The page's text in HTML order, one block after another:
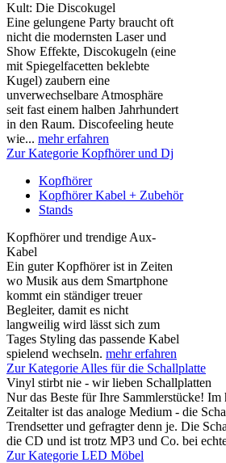
Kult: Die Discokugel
Eine gelungene Party braucht oft
nicht die modernsten Laser und
Show Effekte, Discokugeln (eine
mit Spiegelfacetten beklebte
Kugel) zaubern eine
unverwechselbare Atmosphäre
seit fast einem halben Jahrhundert
in den Raum. Discofeeling heute
wie... mehr erfahren
Zur Kategorie Kopfhörer und Dj
Kopfhörer
Kopfhörer Kabel + Zubehör
Stands
Kopfhörer und trendige Aux-
Kabel
Ein guter Kopfhörer ist in Zeiten
wo Musik aus dem Smartphone
kommt ein ständiger treuer
Begleiter, damit es nicht
langweilig wird lässt sich zum
Tages Styling das passende Kabel
spielend wechseln. mehr erfahren
Zur Kategorie Alles für die Schallplatte
Vinyl stirbt nie - wir lieben Schallplatten
Nur das Beste für Ihre Sammlerstücke! Im
Zeitalter ist das analoge Medium - die
Trendsetter und gefragter denn je. Die
die CD und ist trotz MP3 und Co. bei
Zur Kategorie LED Möbel